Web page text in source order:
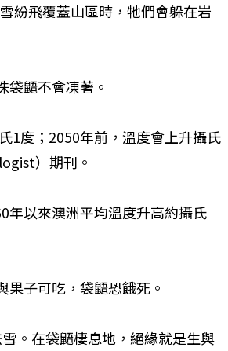
紛飛覆蓋山區時，牠們會躲在岩
袋鼯不會凍著。
1度；2050年前，溫度會上升攝氏
）期刊。
以來澳洲平均溫度升高約攝氏
子可吃，袋鼯恐餓死。
。在袋鼯棲息地，絕緣就是生與